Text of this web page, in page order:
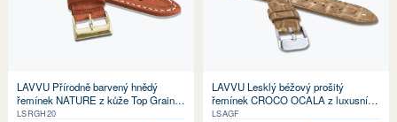
LAVVU Přírodně barvený hnědý
řemínek NATURE z kůže Top Grain
se zlatou sponou - 20
LSRGH20
LAVVU Lesklý béžový prošitý
řemínek CROCO OCALA z luxusní
kůže Top Grain
LSAGF